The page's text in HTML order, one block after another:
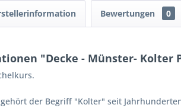
Bewertungen 0
"Decke - Münster- Kolter
der Begriff "Kolter" seit